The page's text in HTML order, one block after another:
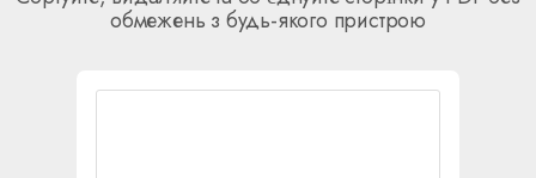
обмежень з будь-якого пристрою